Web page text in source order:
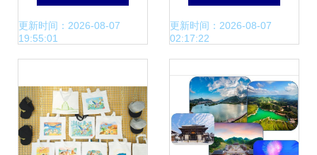
2.95亿人次出游，
势
更新时间：2026-08-07
19:55:01
心逻辑与实践路径
更新时间：2026-08-07
02:17:22